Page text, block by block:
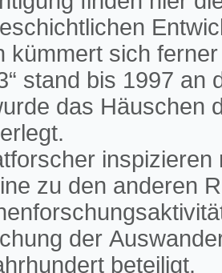
kümmert sich
stand bis 1997
das Häuschen
zu den anderen
der
beteiligt.